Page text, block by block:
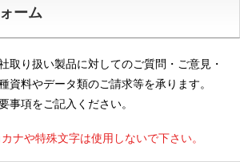
ーム
取り扱い製品に対してのご質問・ご意見・
資料やデータ類のご請求等を承ります。
事項をご記入ください。
ナや特殊文字は使用しないで下さい。